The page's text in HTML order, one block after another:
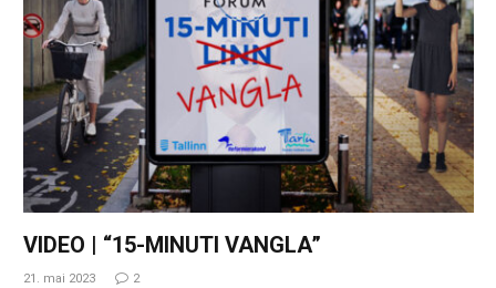
VIDEO | “15-MINUTI VANGLA”
21. mai 2023 2